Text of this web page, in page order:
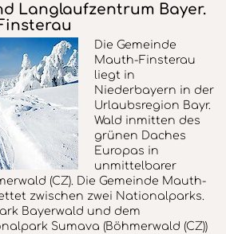
Langlaufzentrum Bayer.
Die Gemeinde
Mauth-Finsterau
liegt in
Niederbayern in der
Urlaubsregion Bayr.
Wald inmitten des
grünen Daches
Europas in
unmittelbarer
(CZ). Die Gemeinde Mauth-
zwischen zwei Nationalparks.
Bayerwald und dem
Sumava (Böhmerwald (CZ))